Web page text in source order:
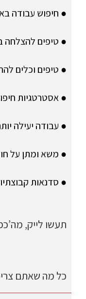
● חיפוש עבודה
● טיפים להצלחה
● טיפים וכלים
● אסטרטגיות
● עבודה יעילה
● משא ומתן על
● סדנאות
תעשו לייק,
כל מה שאתם